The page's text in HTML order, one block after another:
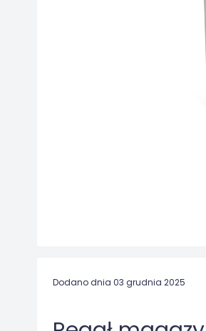
Dodano dnia 03 grudnia 2025